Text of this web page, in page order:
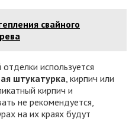
свайного
используется
штукатурка , кирпич или
кирпич и
не рекомендуется,
на их краях будут